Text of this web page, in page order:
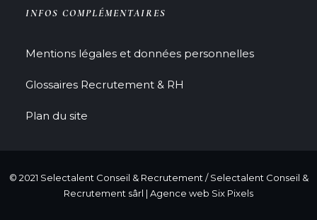
INFOS COMPLÉMENTAIRES
Mentions légales et données personnelles
Glossaires Recrutement & RH
Plan du site
© 2021 Selectalent Conseil & Recrutement / Selectalent Conseil &
Recrutement sârl | Agence web Six Pixels